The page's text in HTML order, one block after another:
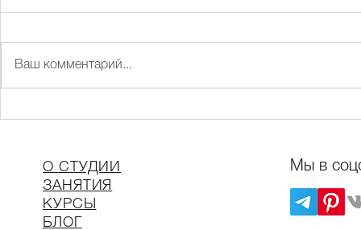
Ваш комментарий...
О СТУДИИ
ЗАНЯТИЯ
КУРСЫ
БЛОГ
Мы в